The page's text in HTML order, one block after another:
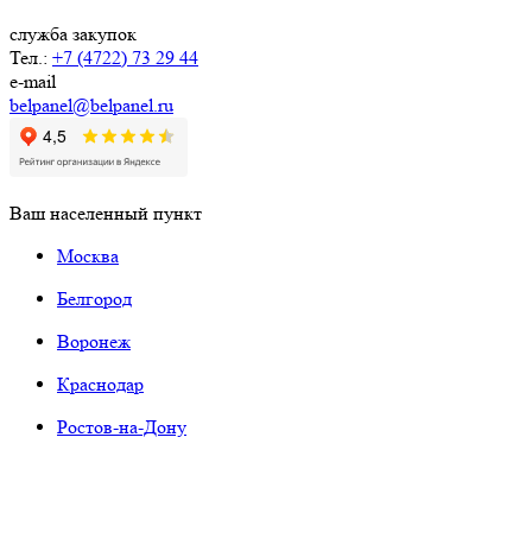
служба закупок
Тел.: +7 (4722) 73 29 44
e-mail
belpanel@belpanel.ru
Ваш населенный пункт
Москва
Белгород
Воронеж
Краснодар
Ростов-на-Дону